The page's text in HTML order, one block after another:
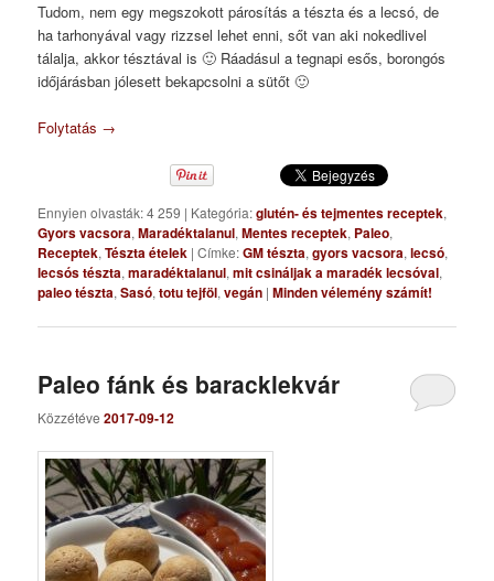
Tudom, nem egy megszokott párosítás a tészta és a lecsó, de
ha tarhonyával vagy rizzsel lehet enni, sőt van aki nokedlivel
tálalja, akkor tésztával is 🙂 Ráadásul a tegnapi esős, borongós
időjárásban jólesett bekapcsolni a sütőt 🙂
Folytatás →
Ennyien olvasták: 4 259 | Kategória:glutén- és tejmentes receptek,
Gyors vacsora,Maradéktalanul,Mentes receptek, Paleo,
Receptek,Tészta ételek |Címke:GM tészta,gyors vacsora,lecsó,
lecsós tészta,maradéktalanul,mit csináljak a maradék lecsóval,
paleo tészta,Sasó,totu tejföl,vegán |Minden vélemény számít!
Paleo fánk és baracklekvár
Közzétéve2017-09-12